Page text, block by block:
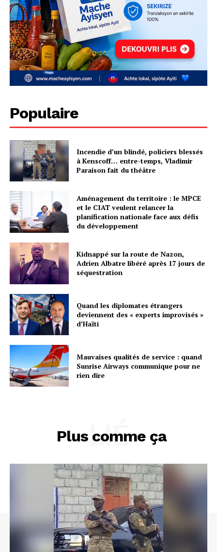
Populaire
Incendie d’un blindé, policiers blessés
à Kenscoff… entre-temps, Vladimir
Paraison fait du théâtre
Aménagement du territoire : le MPCE
et le CIAT veulent relancer la
planification nationale face aux défis
du développement
Kidnappé sur la route de Nazon,
Adrien Albatre libéré après 17 jours de
séquestration
Quand les diplomates étrangers
deviennent des « experts improvisés »
d’Haïti
Mauvaises qualités de service : quand
Sunrise Airways communique pour ne
rien dire
Plus comme ça
LIÉ